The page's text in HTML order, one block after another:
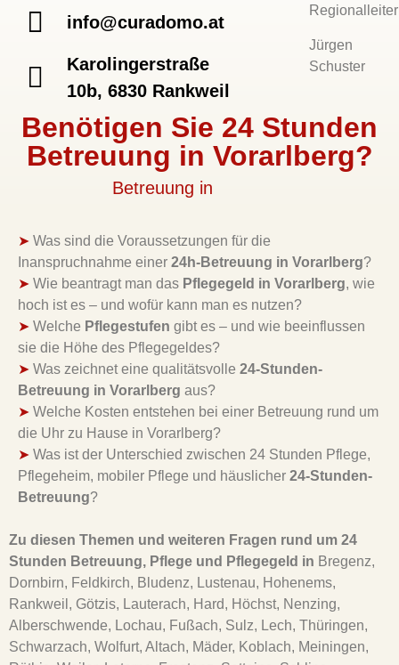
info@curadomo.at
Karolingerstraße
10b, 6830 Rankweil
Regionalleiter
Jürgen
Schuster
Benötigen Sie 24 Stunden
Betreuung in Vorarlberg?
Betreuung in
➤ Was sind die Voraussetzungen für die
Inanspruchnahme einer 24h-Betreuung in Vorarlberg?
➤ Wie beantragt man das Pflegegeld in Vorarlberg, wie
hoch ist es – und wofür kann man es nutzen?
➤ Welche Pflegestufen gibt es – und wie beeinflussen
sie die Höhe des Pflegegeldes?
➤ Was zeichnet eine qualitätsvolle 24-Stunden-
Betreuung in Vorarlberg aus?
➤ Welche Kosten entstehen bei einer Betreuung rund um
die Uhr zu Hause in Vorarlberg?
➤ Was ist der Unterschied zwischen 24 Stunden Pflege,
Pflegeheim, mobiler Pflege und häuslicher 24-Stunden-
Betreuung?
Zu diesen Themen und weiteren Fragen rund um 24
Stunden Betreuung, Pflege und Pflegegeld in Bregenz,
Dornbirn, Feldkirch, Bludenz, Lustenau, Hohenems,
Rankweil, Götzis, Lauterach, Hard, Höchst, Nenzing,
Alberschwende, Lochau, Fußach, Sulz, Lech, Thüringen,
Schwarzach, Wolfurt, Altach, Mäder, Koblach, Meiningen,